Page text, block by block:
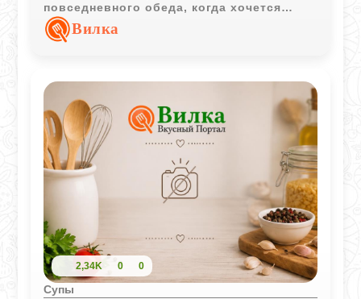
повседневного обеда, когда хочется
приготовить что-то горячее без сложных
продуктов.
Вилка
2,34K 0 0
Супы